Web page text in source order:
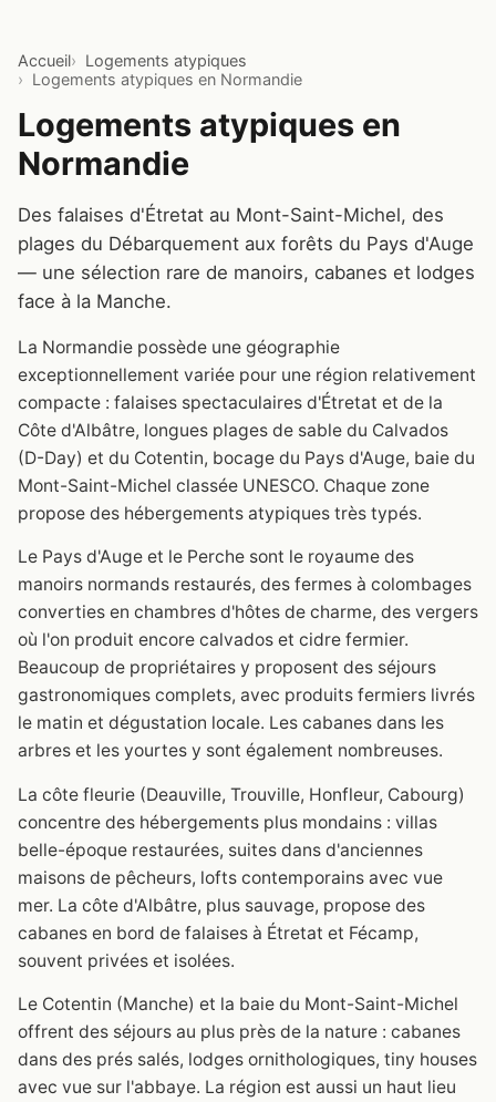
Accueil
Logements atypiques
Logements atypiques en Normandie
Logements atypiques en
Normandie
Des falaises d'Étretat au Mont-Saint-Michel, des
plages du Débarquement aux forêts du Pays d'Auge
— une sélection rare de manoirs, cabanes et lodges
face à la Manche.
La Normandie possède une géographie
exceptionnellement variée pour une région relativement
compacte : falaises spectaculaires d'Étretat et de la
Côte d'Albâtre, longues plages de sable du Calvados
(D-Day) et du Cotentin, bocage du Pays d'Auge, baie du
Mont-Saint-Michel classée UNESCO. Chaque zone
propose des hébergements atypiques très typés.
Le Pays d'Auge et le Perche sont le royaume des
manoirs normands restaurés, des fermes à colombages
converties en chambres d'hôtes de charme, des vergers
où l'on produit encore calvados et cidre fermier.
Beaucoup de propriétaires y proposent des séjours
gastronomiques complets, avec produits fermiers livrés
le matin et dégustation locale. Les cabanes dans les
arbres et les yourtes y sont également nombreuses.
La côte fleurie (Deauville, Trouville, Honfleur, Cabourg)
concentre des hébergements plus mondains : villas
belle-époque restaurées, suites dans d'anciennes
maisons de pêcheurs, lofts contemporains avec vue
mer. La côte d'Albâtre, plus sauvage, propose des
cabanes en bord de falaises à Étretat et Fécamp,
souvent privées et isolées.
Le Cotentin (Manche) et la baie du Mont-Saint-Michel
offrent des séjours au plus près de la nature : cabanes
dans des prés salés, lodges ornithologiques, tiny houses
avec vue sur l'abbaye. La région est aussi un haut lieu